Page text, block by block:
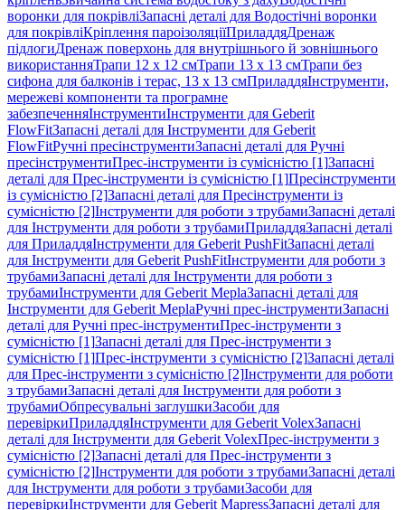
воронки для покрівліЗапасні деталі для Водостічні воронки
для покрівліКріплення пароізоляціїПриладдяДренаж
підлогиДренаж поверхонь для внутрішнього й зовнішнього
використанняТрапи 12 x 12 смТрапи 13 x 13 смТрапи без
сифона для балконів і терас, 13 x 13 смПриладдяІнструменти,
мережеві компоненти та програмне
забезпеченняІнструментиІнструменти для Geberit
FlowFitЗапасні деталі для Інструменти для Geberit
FlowFitРучні пресінструментиЗапасні деталі для Ручні
пресінструментиПрес-інструменти із сумісністю [1]Запасні
деталі для Прес-інструменти із сумісністю [1]Пресінструменти
із сумісністю [2]Запасні деталі для Пресінструменти із
сумісністю [2]Інструменти для роботи з трубамиЗапасні деталі
для Інструменти для роботи з трубамиПриладдяЗапасні деталі
для ПриладдяІнструменти для Geberit PushFitЗапасні деталі
для Інструменти для Geberit PushFitІнструменти для роботи з
трубамиЗапасні деталі для Інструменти для роботи з
трубамиІнструменти для Geberit MeplaЗапасні деталі для
Інструменти для Geberit MeplaРучні прес-інструментиЗапасні
деталі для Ручні прес-інструментиПрес-інструменти з
сумісністю [1]Запасні деталі для Прес-інструменти з
сумісністю [1]Прес-інструменти з сумісністю [2]Запасні деталі
для Прес-інструменти з сумісністю [2]Інструменти для роботи
з трубамиЗапасні деталі для Інструменти для роботи з
трубамиОбпресувальні заглушкиЗасоби для
перевіркиПриладдяІнструменти для Geberit VolexЗапасні
деталі для Інструменти для Geberit VolexПрес-інструменти з
сумісністю [2]Запасні деталі для Прес-інструменти з
сумісністю [2]Інструменти для роботи з трубамиЗапасні деталі
для Інструменти для роботи з трубамиЗасоби для
перевіркиІнструменти для Geberit MapressЗапасні деталі для